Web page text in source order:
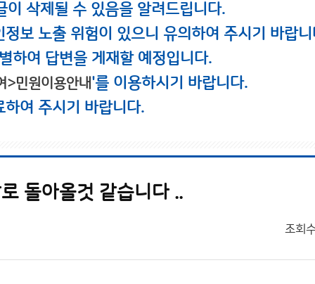
삭제될 수 있음을 알려드립니다.
보 노출 위험이 있으니 유의하여 주시기 바랍니
하여 답변을 게재할 예정입니다.
>민원이용안내'를 이용하시기 바랍니다.
여 주시기 바랍니다.
돌아올것 같습니다 ..
조회